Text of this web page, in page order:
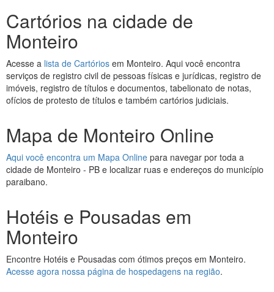
Cartórios na cidade de
Monteiro
Acesse a lista de Cartórios em Monteiro. Aqui você encontra
serviços de registro civil de pessoas físicas e jurídicas, registro de
imóveis, registro de títulos e documentos, tabelionato de notas,
ofícios de protesto de títulos e também cartórios judiciais.
Mapa de Monteiro Online
Aqui você encontra um Mapa Online para navegar por toda a
cidade de Monteiro - PB e localizar ruas e endereços do município
paraibano.
Hotéis e Pousadas em
Monteiro
Encontre Hotéis e Pousadas com ótimos preços em Monteiro.
Acesse agora nossa página de hospedagens na região.